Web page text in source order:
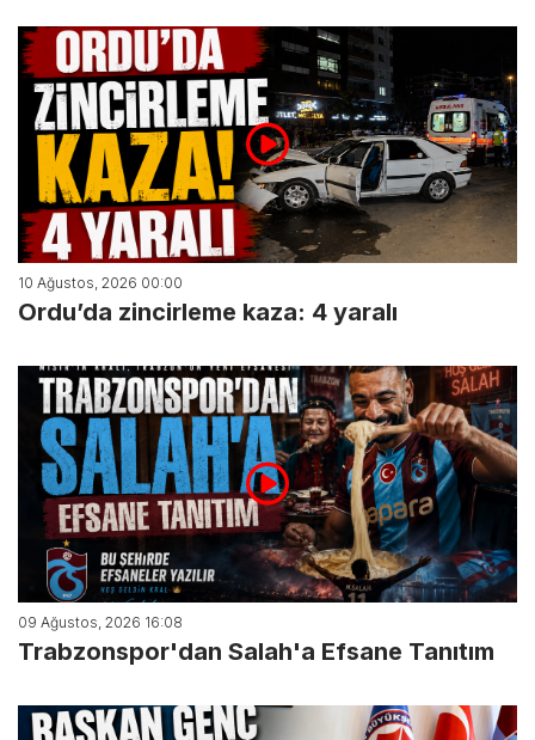
10 Ağustos, 2026 00:00
Ordu’da zincirleme kaza: 4 yaralı
09 Ağustos, 2026 16:08
Trabzonspor'dan Salah'a Efsane Tanıtım